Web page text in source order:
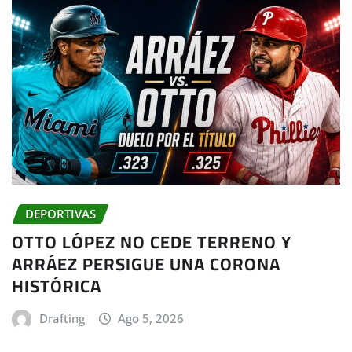
DEPORTIVAS
OTTO LÓPEZ NO CEDE TERRENO Y
ARRÁEZ PERSIGUE UNA CORONA
HISTÓRICA
Drafting Ago 5, 2026